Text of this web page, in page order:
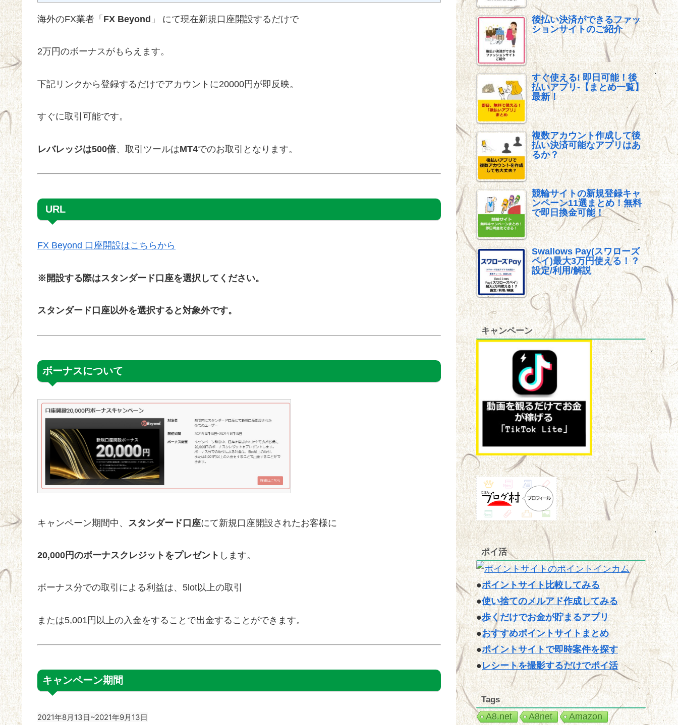
海外のFX業者「 FX Beyond 」 にて現在新規口座開設するだけで
2万円のボーナスがもらえます。
下記リンクから登録するだけでアカウントに20000円が即反映。
すぐに取引可能です。
レバレッジは500倍、取引ツールはMT4でのお取引となります。
URL
FX Beyond 口座開設はこちらから
※開設する際はスタンダード口座を選択してください。
スタンダード口座以外を選択すると対象外です。
ボーナスについて
キャンペーン期間中、 スタンダード口座にて新規口座開設されたお客様に
20,000円のボーナスクレジットをプレゼント します。
ボーナス分での取引による利益は、5lot以上の取引
または5,001円以上の入金をすることで出金することができます。
キャンペーン期間
2021年8月13日~2021年9月13日
後払い決済ができるファッ
ションサイトのご紹介
すぐ使える! 即日可能！後
払いアプリ-【まとめ一覧】
最新！
複数アカウント作成して後
払い決済可能なアプリはあ
るか？
競輪サイトの新規登録キャ
ンペーン11選まとめ！無料
で即日換金可能！
Swallows Pay(スワローズ
ペイ)最大3万円使える！？
設定/利用/解説
キャンペーン
ポイ活
●ポイントサイト比較してみる
●使い捨てのメルアド作成してみる
●歩くだけでお金が貯まるアプリ
●おすすめポイントサイトまとめ
●ポイントサイトで即時案件を探す
●レシートを撮影するだけでポイ活
Tags
A8.net A8net Amazon